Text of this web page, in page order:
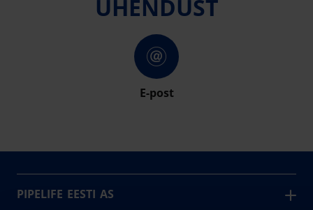
ÜHENDUST
E-post
PIPELIFE EESTI AS